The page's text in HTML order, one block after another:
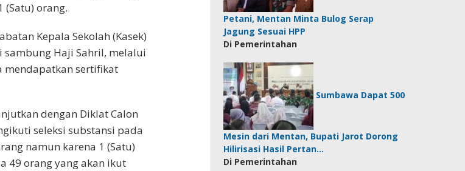
(Satu) orang.
Kepala Sekolah (Kasek)
Haji Sahril, melalui
mendapatkan sertifikat
dengan Diklat Calon
seleksi substansi pada
namun karena 1 (Satu)
49 orang yang akan ikut
Petani, Mentan Minta Bulog Serap
Jagung Sesuai HPP
Di Pemerintahan
Sumbawa Dapat 500
Mesin dari Mentan, Bupati Jarot Dorong
Hilirisasi Hasil Pertan…
Di Pemerintahan